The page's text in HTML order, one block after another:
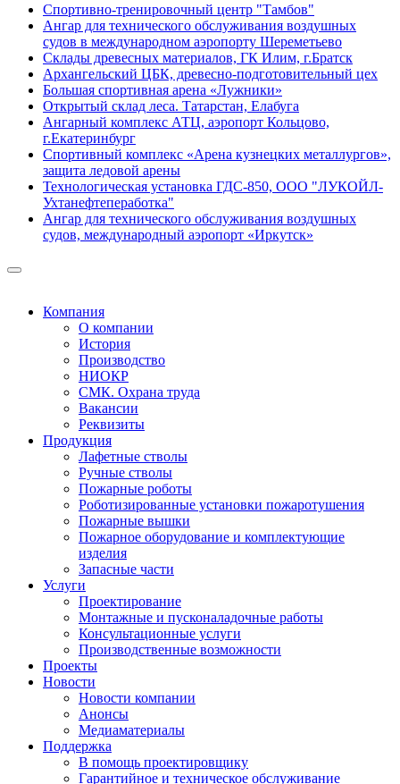
Спортивно-тренировочный центр "Тамбов"
Ангар для технического обслуживания воздушных
судов в международном аэропорту Шереметьево
Склады древесных материалов, ГК Илим, г.Братск
Архангельский ЦБК, древесно-подготовительный цех
Большая спортивная арена «Лужники»
Открытый склад леса. Татарстан, Елабуга
Ангарный комплекс АТЦ, аэропорт Кольцово,
г.Екатеринбург
Спортивный комплекс «Арена кузнецких металлургов»,
защита ледовой арены
Технологическая установка ГДС-850, ООО "ЛУКОЙЛ-
Ухтанефтепеработка"
Ангар для технического обслуживания воздушных
судов, международный аэропорт «Иркутск»
Компания
О компании
История
Производство
НИОКР
СМК. Охрана труда
Вакансии
Реквизиты
Продукция
Лафетные стволы
Ручные стволы
Пожарные роботы
Роботизированные установки пожаротушения
Пожарные вышки
Пожарное оборудование и комплектующие
изделия
Запасные части
Услуги
Проектирование
Монтажные и пусконаладочные работы
Консультационные услуги
Производственные возможности
Проекты
Новости
Новости компании
Анонсы
Медиаматериалы
Поддержка
В помощь проектировщику
Гарантийное и техническое обслуживание